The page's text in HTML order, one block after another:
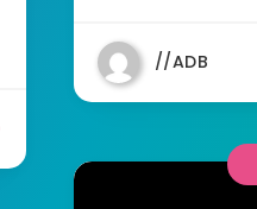
//ADB